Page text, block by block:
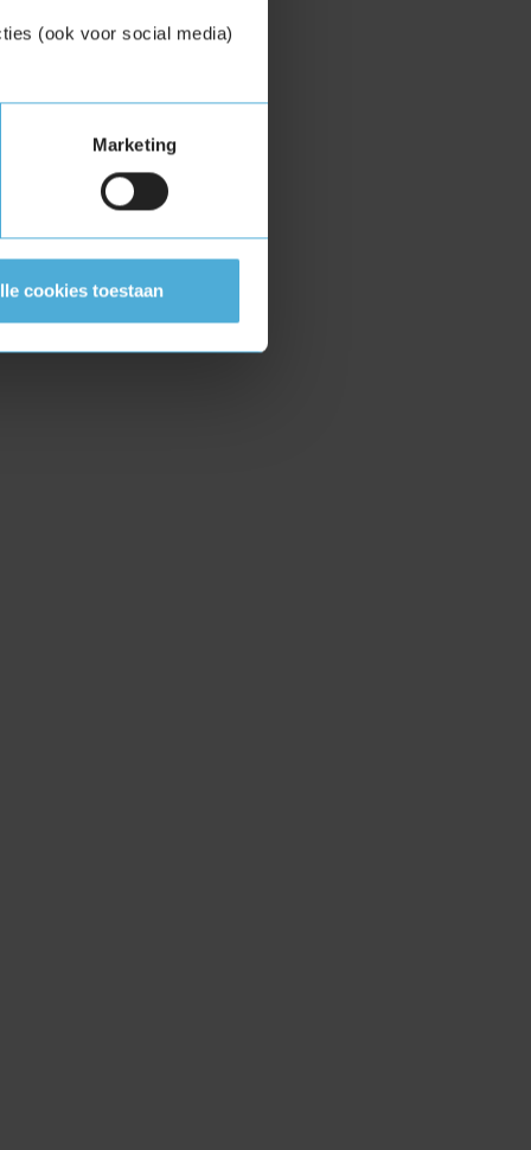
(ook voor social media)
Marketing
cookies toestaan